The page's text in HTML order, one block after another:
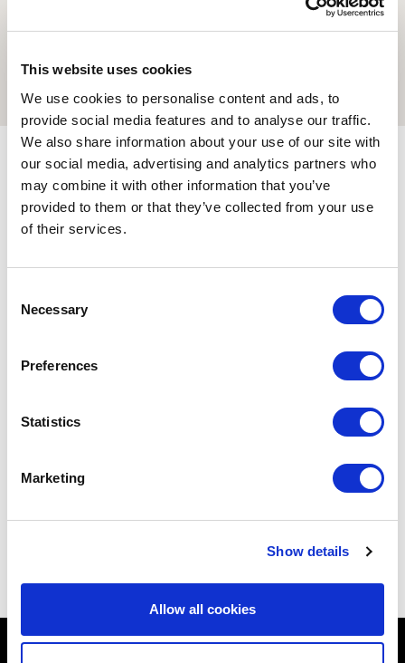
This website uses cookies
We use cookies to personalise content and ads, to
provide social media features and to analyse our traffic.
We also share information about your use of our site with
our social media, advertising and analytics partners who
may combine it with other information that you’ve
provided to them or that they’ve collected from your use
of their services.
Selection
Necessary
Preferences
Statistics
Marketing
Show details
Allow all cookies
Soprintendenza Archeologia Belle Arti e Paesaggio für Friaul-
Julisch Venetien.
Anmeldung zum Newsletter
Sie erhalten Informationen zu Ausstellungen und Veranstaltungen in
Aquileia, Nachrichten aus der Welt der Archäologie und Vieles mehr.
Anmeldung in unseren Sozialen Netzwerken